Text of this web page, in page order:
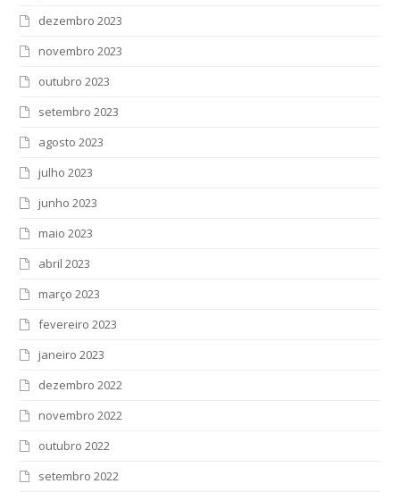
dezembro 2023
novembro 2023
outubro 2023
setembro 2023
agosto 2023
julho 2023
junho 2023
maio 2023
abril 2023
março 2023
fevereiro 2023
janeiro 2023
dezembro 2022
novembro 2022
outubro 2022
setembro 2022